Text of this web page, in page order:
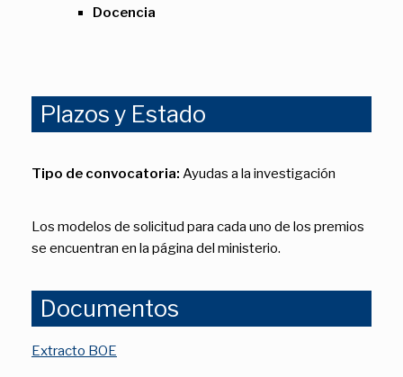
Docencia
Plazos y Estado
Tipo de convocatoria: Ayudas a la investigación
Los modelos de solicitud para cada uno de los premios
se encuentran en la página del ministerio.
Documentos
Extracto BOE